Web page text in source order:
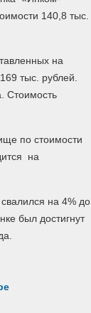
140,8 тыс.
на
тыс. рублей.
Стоимость
по стоимости
на
на 4% до
был достигнут